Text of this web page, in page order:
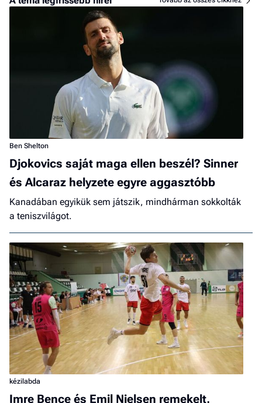
Ben Shelton
Djokovics saját maga ellen beszél? Sinner
és Alcaraz helyzete egyre aggasztóbb
Kanadában egyikük sem játszik, mindhárman sokkolták
a teniszvilágot.
kézilabda
Imre Bence és Emil Nielsen remekelt,